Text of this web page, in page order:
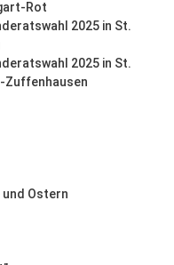
Rot
2025 in St.
2025 in St.
Zuffenhausen
und Ostern